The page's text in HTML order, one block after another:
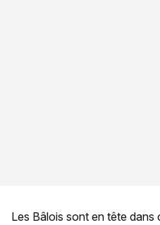
Les Bâlois sont en tête dans